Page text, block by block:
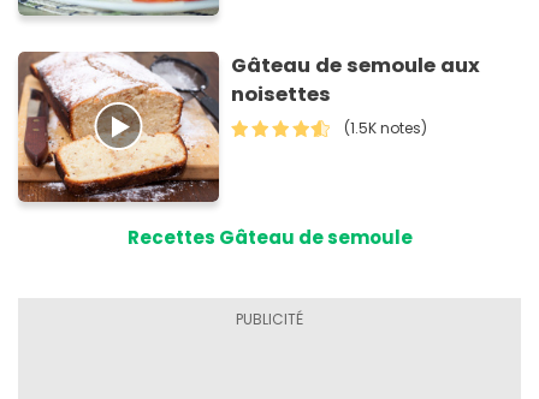
Gâteau de semoule aux
noisettes
(1.5K notes)
Recettes Gâteau de semoule